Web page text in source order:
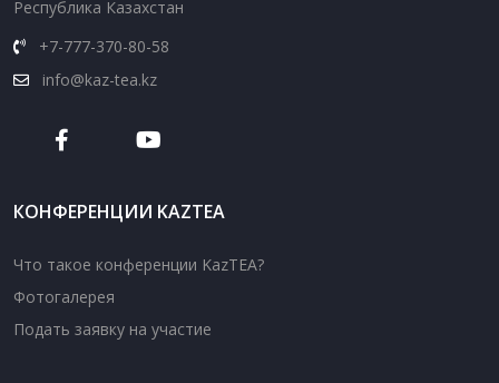
Республика Казахстан
+7-777-370-80-58
info@kaz-tea.kz
КОНФЕРЕНЦИИ KAZTEA
Что такое конференции KazTEA?
Фотогалерея
Подать заявку на участие